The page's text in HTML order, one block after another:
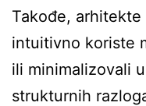
Takođe,
intuitivno koriste
ili minimalizovali
strukturnih